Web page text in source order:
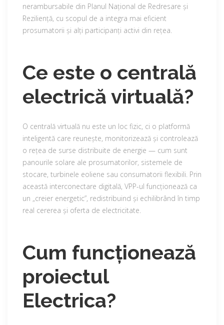
nerambursabile din Planul Național de Redresare și
Reziliență, cu scopul de a integra mai eficient
prosumatorii și alți participanți activi din rețea.
Ce este o centrală
electrică virtuală?
O centrală virtuală nu este un loc fizic, ci o platformă
inteligentă care reunește, monitorizează și controlează
o rețea de surse distribuite de energie — cum sunt
panourile solare ale prosumatorilor, sistemele de
stocare, turbinele eoliene sau consumatorii flexibili. Prin
această interconectare digitală, VPP-ul funcționează ca
un „creier energetic”, redistribuind și echilibrând în timp
real cererea și oferta de electricitate.
Cum funcționează
proiectul
Electrica?